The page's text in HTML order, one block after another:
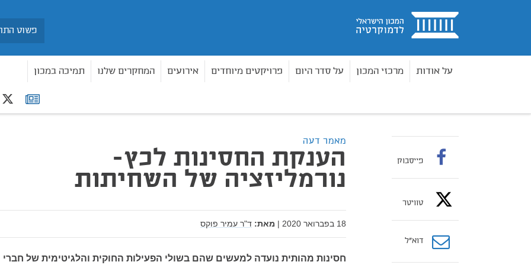
בית
על אודות מרכזי המכון על סדר היום פרויקטים מיוחדים אירועים המחקרים שלנו תמיכה במכון
רשימת
תפוצה
מאמר דעה
הענקת החסינות לכץ-
נורמליזציה של השחיתות
18 בפברואר 2020 | מאת: ד"ר עמיר פוקס
חסינות מהותית נועדה למעשים שהם בשולי הפעילות החוקית והלגיטימית של חברי
פייסבוק
טוויטר
דוא”ל